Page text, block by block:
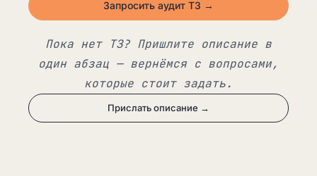
Запросить аудит ТЗ →
Пока нет ТЗ? Пришлите описание в
один абзац — вернёмся с вопросами,
которые стоит задать.
Прислать описание →